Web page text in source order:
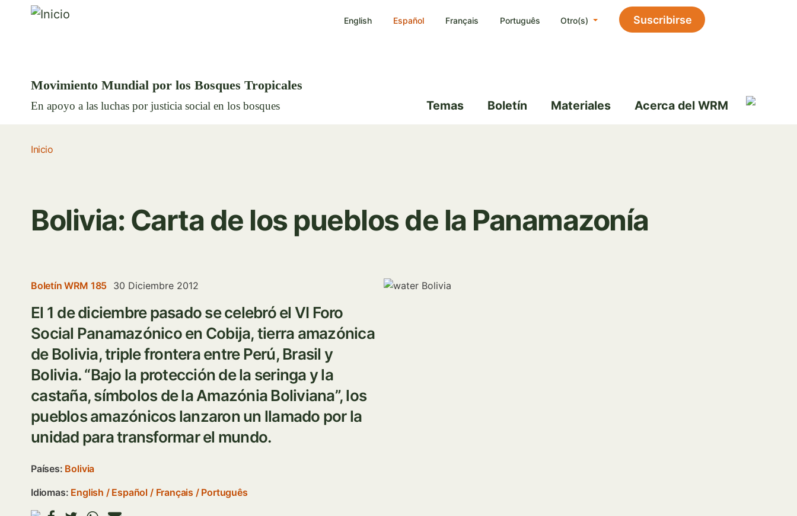
al
Movimiento Mundial por los Bosques Tropicales
En apoyo a las luchas por justicia social en los bosques
English Español Français Português Otro(s) Suscribirse
Temas Boletín Materiales Acerca del WRM
Inicio
Bolivia: Carta de los pueblos de la Panamazonía
Boletín WRM 185 30 Diciembre 2012
El 1 de diciembre pasado se celebró el VI Foro
Social Panamazónico en Cobija, tierra amazónica
de Bolivia, triple frontera entre Perú, Brasil y
Bolivia. “Bajo la protección de la seringa y la
castaña, símbolos de la Amazónia Boliviana”, los
pueblos amazónicos lanzaron un llamado por la
unidad para transformar el mundo.
Países: Bolivia
Idiomas: English Español Français Português
Imagen